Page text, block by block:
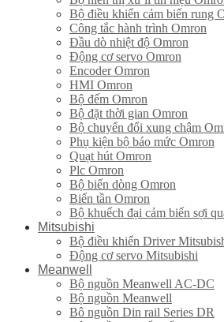
Bộ điều khiển cảm biến rung
Công tắc hành trình Omron
Đầu dò nhiệt độ Omron
Động cơ servo Omron
Encoder Omron
HMI Omron
Bộ đếm Omron
Bộ đặt thời gian Omron
Bộ chuyển đổi xung chậm
Phụ kiện bộ báo mức Omron
Quạt hút Omron
Plc Omron
Bộ biến dòng Omron
Biến tần Omron
Bộ khuếch đại cảm biến sợi
Mitsubishi
Bộ điều khiển Driver
Động cơ servo Mitsubishi
Meanwell
Bộ nguồn Meanwell AC-DC
Bộ nguồn Meanwell
Bô nguồn Din rail Series DR